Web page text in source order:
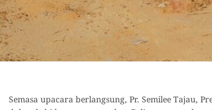
Semasa upacara berlangsung, Pr. Semilee Tajau,